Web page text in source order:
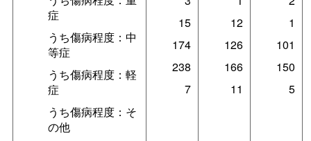
症
うち傷病程度：中
等症
うち傷病程度：軽
症
うち傷病程度：そ
の他
15
174
238
7
12
126
166
11
1
101
150
5